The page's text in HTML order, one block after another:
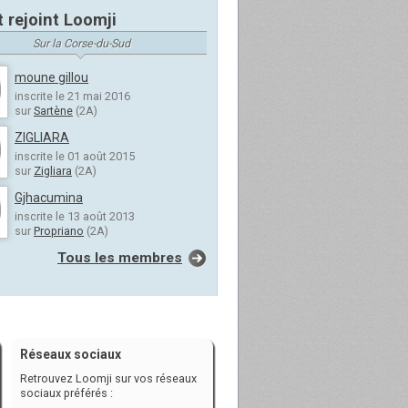
rejoint Loomji
Sur la Corse-du-Sud
moune gillou
inscrite le 21 mai 2016
sur Sartène (2A)
ZIGLIARA
inscrite le 01 août 2015
sur Zigliara (2A)
Gjhacumina
inscrite le 13 août 2013
sur Propriano (2A)
Tous les membres
Réseaux sociaux
Retrouvez Loomji sur vos réseaux
sociaux préférés :